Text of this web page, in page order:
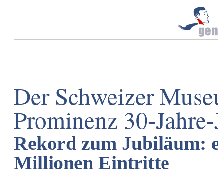
Der Schweizer
Prominenz 30-
Rekord zum Jubiläum:
Millionen Eintritte